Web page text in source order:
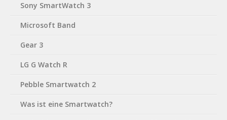
Sony SmartWatch 3
Microsoft Band
Gear 3
LG G Watch R
Pebble Smartwatch 2
Was ist eine Smartwatch?